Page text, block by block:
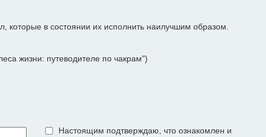
которые в состоянии их исполнить наилучшим образом.
жизни: путеводителе по чакрам")
Настоящим подтверждаю, что ознакомлен и